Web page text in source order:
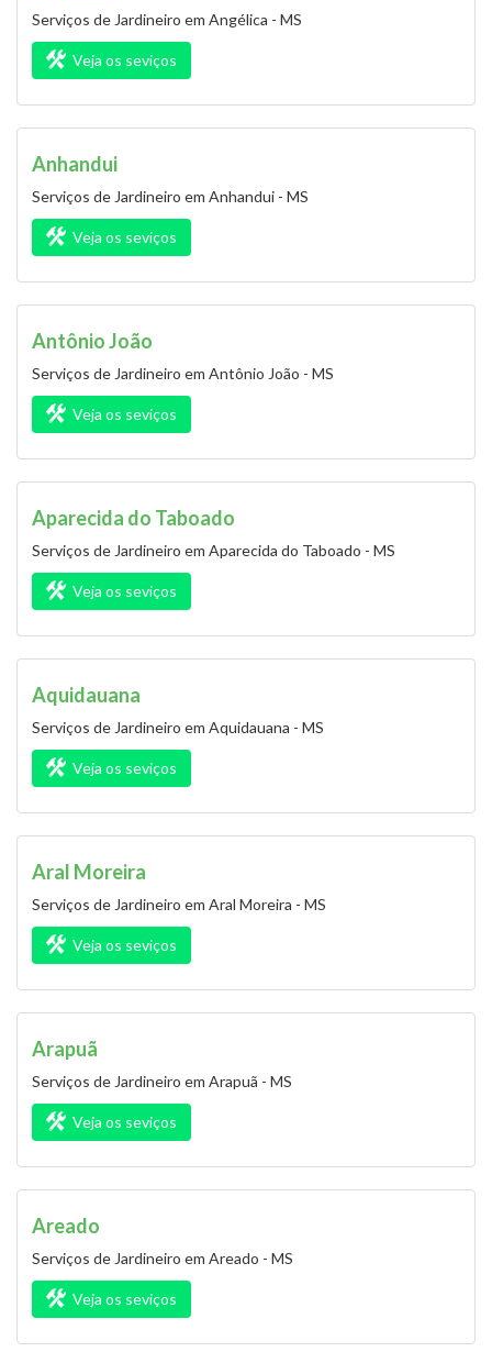
Serviços de Jardineiro em Angélica - MS
Veja os seviços
Anhandui
Serviços de Jardineiro em Anhandui - MS
Veja os seviços
Antônio João
Serviços de Jardineiro em Antônio João - MS
Veja os seviços
Aparecida do Taboado
Serviços de Jardineiro em Aparecida do Taboado - MS
Veja os seviços
Aquidauana
Serviços de Jardineiro em Aquidauana - MS
Veja os seviços
Aral Moreira
Serviços de Jardineiro em Aral Moreira - MS
Veja os seviços
Arapuã
Serviços de Jardineiro em Arapuã - MS
Veja os seviços
Areado
Serviços de Jardineiro em Areado - MS
Veja os seviços